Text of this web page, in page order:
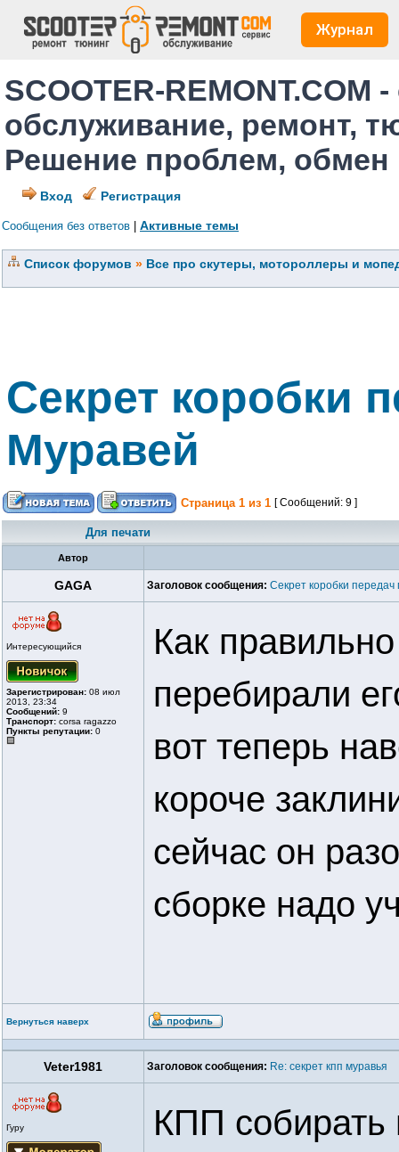
Журнал
SCOOTER-REMONT.COM
обслуживание, ремонт,
Решение проблем,
Вход Регистрация
Сообщения без ответов Активные темы
Список форумов » Все про скутеры, мотороллеры и
Секрет коробки
Муравей
Страница 1 из 1 [ Сообщений: 9 ]
Для печати
Автор
GAGA Заголовок сообщения: Секрет коробки
Интересующийся
Зарегистрирован: 08 июл
2013, 23:34
Сообщений: 9
Транспорт: corsa ragazzo
Пункты репутации: 0
Как
перебирали
вот теперь
короче
сейчас он
сборке надо
Вернуться наверх
Veter1981 Заголовок сообщения: Re: секрет кпп муравья
Гуру
КПП собирать